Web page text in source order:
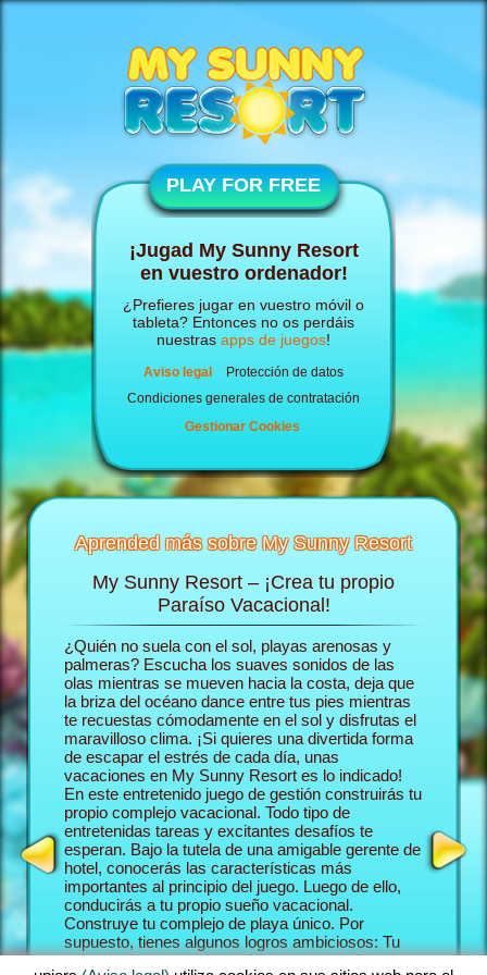
PLAY FOR FREE
¡Jugad My Sunny Resort
en vuestro ordenador!
¿Prefieres jugar en vuestro móvil o
tableta? Entonces no os perdáis
nuestras apps de juegos!
Aviso legal
Protección de datos
Condiciones generales de contratación
Gestionar Cookies
Aprended más sobre My Sunny Resort
de
más
My Sunny Resort – ¡Crea tu propio
Paraíso Vacacional!
¿Quién no suela con el sol, playas arenosas y
palmeras? Escucha los suaves sonidos de las
olas mientras se mueven hacia la costa, deja que
la briza del océano dance entre tus pies mientras
te recuestas cómodamente en el sol y disfrutas el
maravilloso clima. ¡Si quieres una divertida forma
de escapar el estrés de cada día, unas
vacaciones en My Sunny Resort es lo indicado!
En este entretenido juego de gestión construirás tu
propio complejo vacacional. Todo tipo de
entretenidas tareas y excitantes desafíos te
esperan. Bajo la tutela de una amigable gerente de
hotel, conocerás las características más
importantes al principio del juego. Luego de ello,
conducirás a tu propio sueño vacacional.
Construye tu complejo de playa único. Por
supuesto, tienes algunos logros ambiciosos: Tu
meta en esta aventura en hacerte cargo de tus
En el
tus
Sunny
juego
playa y
sucede